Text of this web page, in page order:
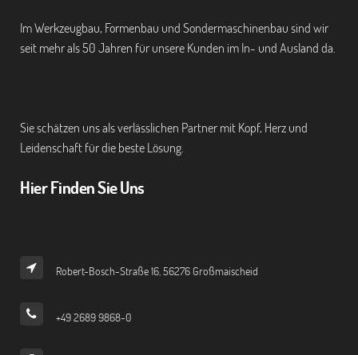
Im Werkzeugbau, Formenbau und Sondermaschinenbau sind wir
seit mehr als 50 Jahren für unsere Kunden im In- und Ausland da.
Sie schätzen uns als verlässlichen Partner mit Kopf, Herz und
Leidenschaft für die beste Lösung.
Hier Finden Sie Uns
Robert-Bosch-Straße 16, 56276 Großmaischeid
+49 2689 9868-0